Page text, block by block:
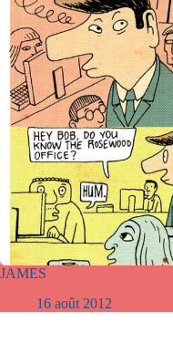
JAMES
16 août 2012